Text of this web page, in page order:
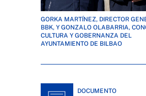
GORKA MARTÍNEZ, DIRECTOR
BBK, Y GONZALO OLABARRIA,
CULTURA Y GOBERNANZA DEL
AYUNTAMIENTO DE BILBAO
DOCUMENTO